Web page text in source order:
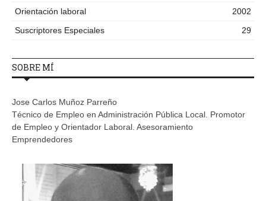
Orientación laboral
2002
Suscriptores Especiales
29
SOBRE MÍ
Jose Carlos Muñoz Parreño
Técnico de Empleo en Administración Pública Local. Promotor
de Empleo y Orientador Laboral. Asesoramiento
Emprendedores